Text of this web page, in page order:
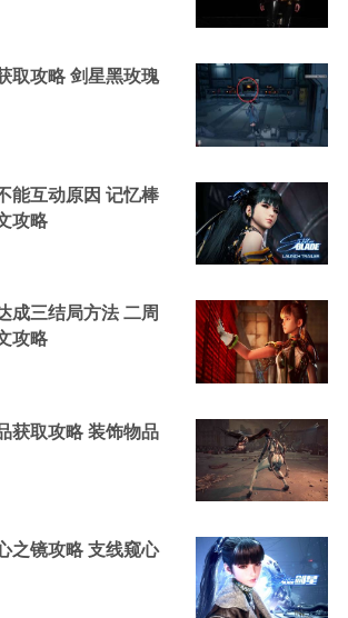
取攻略 剑星黑玫瑰
能互动原因 记忆棒
攻略
成三结局方法 二周
攻略
获取攻略 装饰物品
之镜攻略 支线窥心